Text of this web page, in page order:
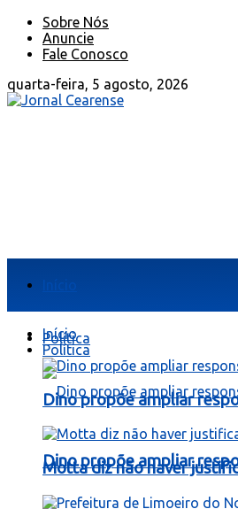
Sobre Nós
Anuncie
Fale Conosco
quarta-feira, 5 agosto, 2026
Início
Política
Dino propõe ampliar
Início
Política
Dino propõe ampliar
Motta diz não haver